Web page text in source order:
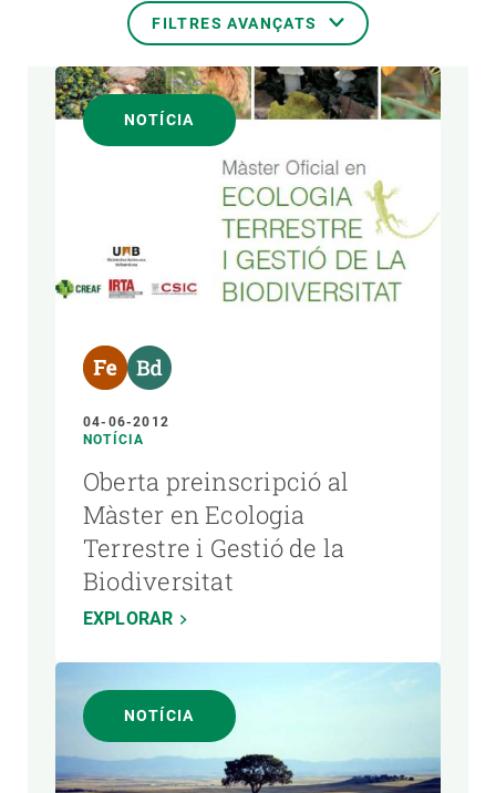
FILTRES AVANÇATS
TEMES TRANSVERSALS
NOTÍCIA
04-06-2012
NOTÍCIA
Oberta preinscripció al
Màster en Ecologia
Terrestre i Gestió de la
Biodiversitat
EXPLORAR
NOTÍCIA